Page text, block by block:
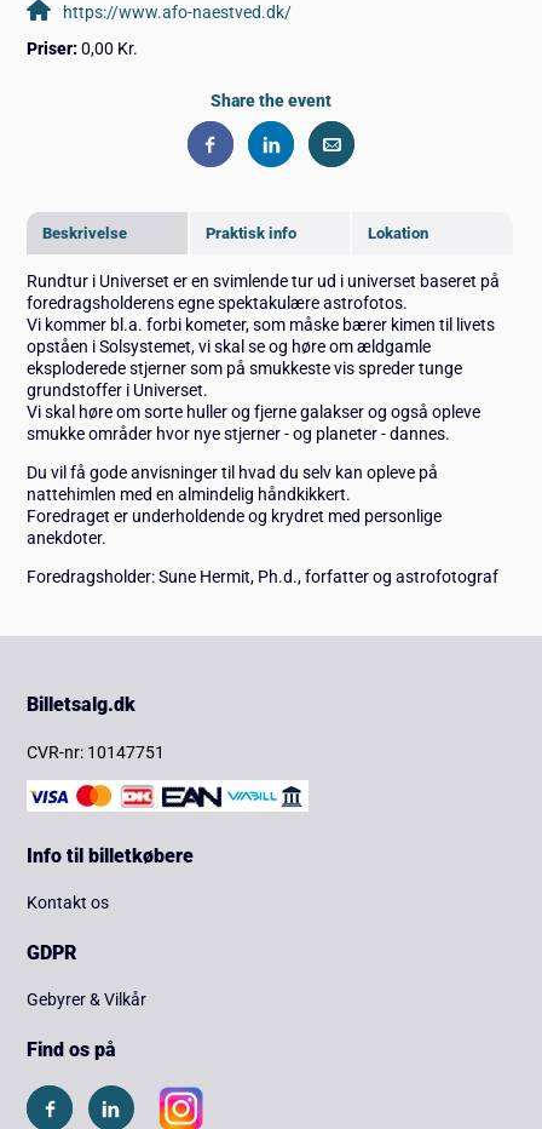
Beskrivelse Praktisk info Lokation
Rundtur i Universet er en svimlende tur ud i universet baseret på
foredragsholderens egne spektakulære astrofotos.
Vi kommer bl.a. forbi kometer, som måske bærer kimen til livets
opståen i Solsystemet, vi skal se og høre om ældgamle
eksploderede stjerner som på smukkeste vis spreder tunge
grundstoffer i Universet.
Vi skal høre om sorte huller og fjerne galakser og også opleve
smukke områder hvor nye stjerner - og planeter - dannes.
Du vil få gode anvisninger til hvad du selv kan opleve på
nattehimlen med en almindelig håndkikkert.
Foredraget er underholdende og krydret med personlige
anekdoter.
Foredragsholder: Sune Hermit, Ph.d., forfatter og astrofotograf
https://www.afo-naestved.dk/
Priser: 0,00 Kr.
Share the event
Billetsalg.dk
CVR-nr: 10147751
Info til billetkøbere
Kontakt os
GDPR
Gebyrer & Vilkår
Find os på